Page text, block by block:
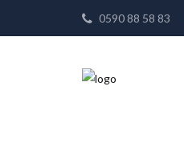
0590 88 58 83